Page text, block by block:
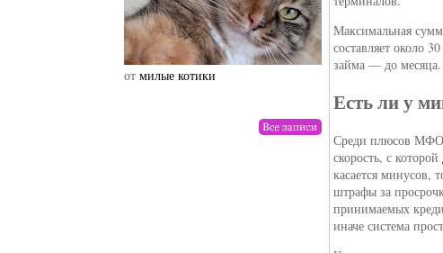
отмилые котики от drunktwi
Максимальная
составляет около
займа — до месяца.
Есть ли у
Среди плюсов МФО
скорость, с
касается минусов,
штрафы за
принимаемых
иначе система